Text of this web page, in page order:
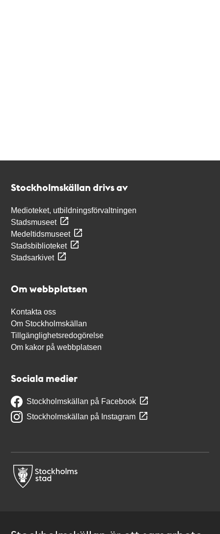
Stockholmskällan drivs av
Medioteket, utbildningsförvaltningen
Stadsmuseet
Medeltidsmuseet
Stadsbiblioteket
Stadsarkivet
Om webbplatsen
Kontakta oss
Om Stockholmskällan
Tillgänglighetsredogörelse
Om kakor på webbplatsen
Sociala medier
Stockholmskällan på Facebook
Stockholmskällan på Instagram